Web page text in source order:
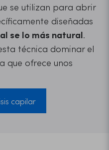
se utilizan para abrir
diseñadas
se lo más natural.
técnica dominar el
que ofrece unos
capilar